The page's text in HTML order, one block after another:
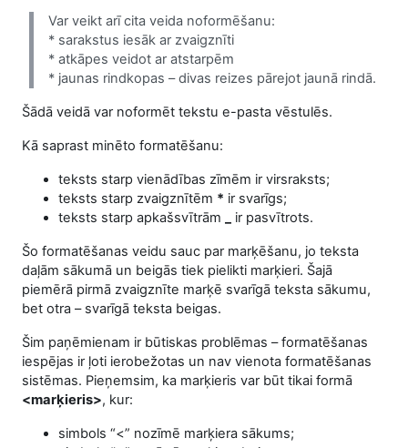
Var veikt arī cita veida noformēšanu:
* sarakstus iesāk ar zvaigznīti
* atkāpes veidot ar atstarpēm
* jaunas rindkopas – divas reizes pārejot jaunā rindā.
Šādā veidā var noformēt tekstu e-pasta vēstulēs.
Kā saprast minēto formatēšanu:
teksts starp vienādības zīmēm ir virsraksts;
teksts starp zvaigznītēm * ir svarīgs;
teksts starp apkašsvītrām
ir pasvītrots.
Šo formatēšanas veidu sauc par marķēšanu, jo teksta
daļām sākumā un beigās tiek pielikti marķieri. Šajā
piemērā pirmā zvaigznīte marķē svarīgā teksta sākumu,
bet otra – svarīgā teksta beigas.
Šim paņēmienam ir būtiskas problēmas – formatēšanas
iespējas ir ļoti ierobežotas un nav vienota formatēšanas
sistēmas. Pieņemsim, ka marķieris var būt tikai formā
<marķieris>, kur:
simbols “<” nozīmē marķiera sākums;